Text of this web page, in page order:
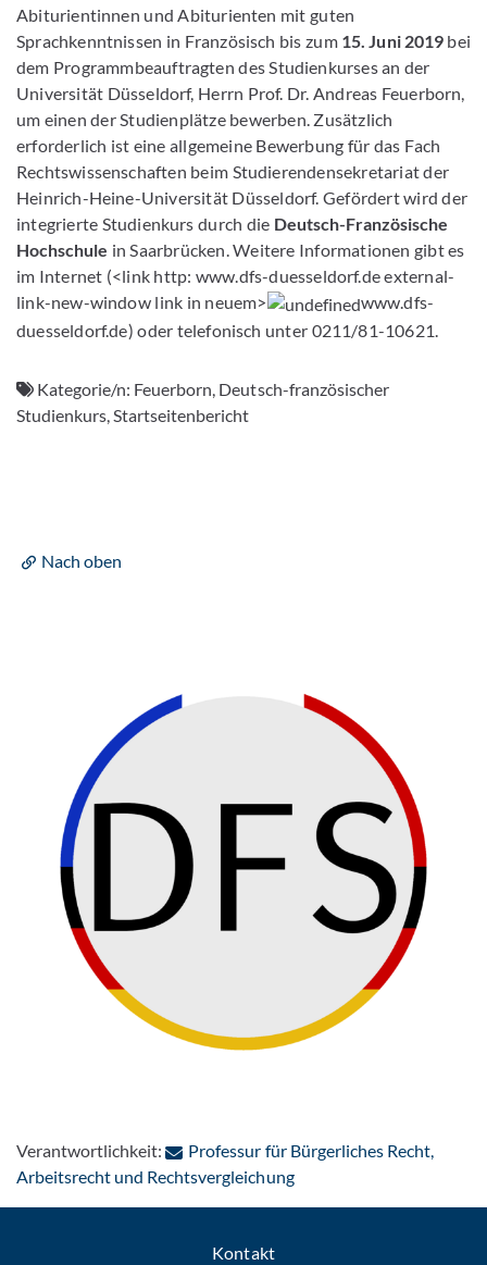
Abiturientinnen und Abiturienten mit guten
Sprachkenntnissen in Französisch bis zum 15. Juni 2019bei
dem Programmbeauftragten des Studienkurses an der
Universität Düsseldorf, Herrn Prof. Dr. Andreas Feuerborn,
um einen der Studienplätze bewerben. Zusätzlich
erforderlich ist eine allgemeine Bewerbung für das Fach
Rechtswissenschaften beim Studierendensekretariat der
Heinrich-Heine-Universität Düsseldorf. Gefördert wird der
integrierte Studienkurs durch die Deutsch-Französische
Hochschule in Saarbrücken. Weitere Informationen gibt es
im Internet (<link http: www.dfs-duesseldorf.de external-
link-new-window link in neuem>
www.dfs-
duesseldorf.de) oder telefonisch unter 0211/81-10621.
Kategorie/n: Feuerborn, Deutsch-französischer
Studienkurs, Startseitenbericht
Nach oben
Verantwortlichkeit:
Professur für Bürgerliches Recht,
Arbeitsrecht und Rechtsvergleichung: Per E-Mail kontaktieren
Kontakt